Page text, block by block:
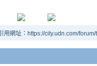
用網址：https://city.udn.com/